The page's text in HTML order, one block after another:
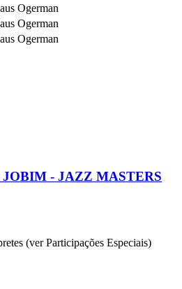
Ogerman
Ogerman
Ogerman
- JAZZ MASTERS
(ver Participações Especiais)